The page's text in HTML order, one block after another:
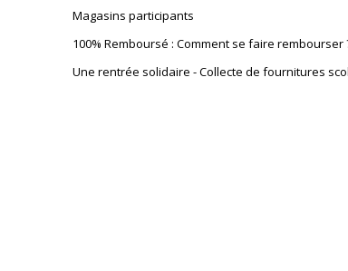
Magasins participants
100% Remboursé : Comment se faire rembourser
Une rentrée solidaire - Collecte de fournitures